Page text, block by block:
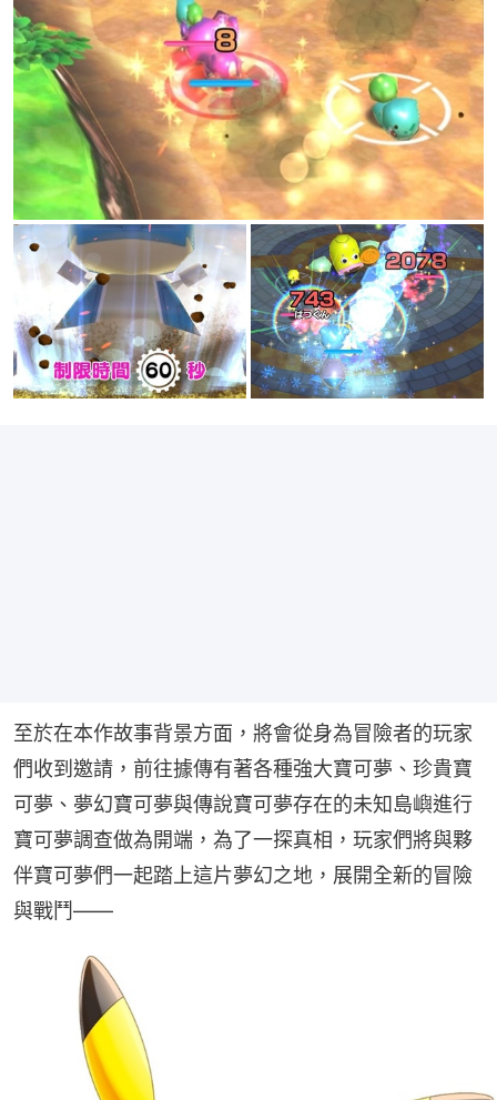
至於在本作故事背景方面，將會從身為冒險者的玩家
們收到邀請，前往據傳有著各種強大寶可夢、珍貴寶
可夢、夢幻寶可夢與傳說寶可夢存在的未知島嶼進行
寶可夢調查做為開端，為了一探真相，玩家們將與夥
伴寶可夢們一起踏上這片夢幻之地，展開全新的冒險
與戰鬥——